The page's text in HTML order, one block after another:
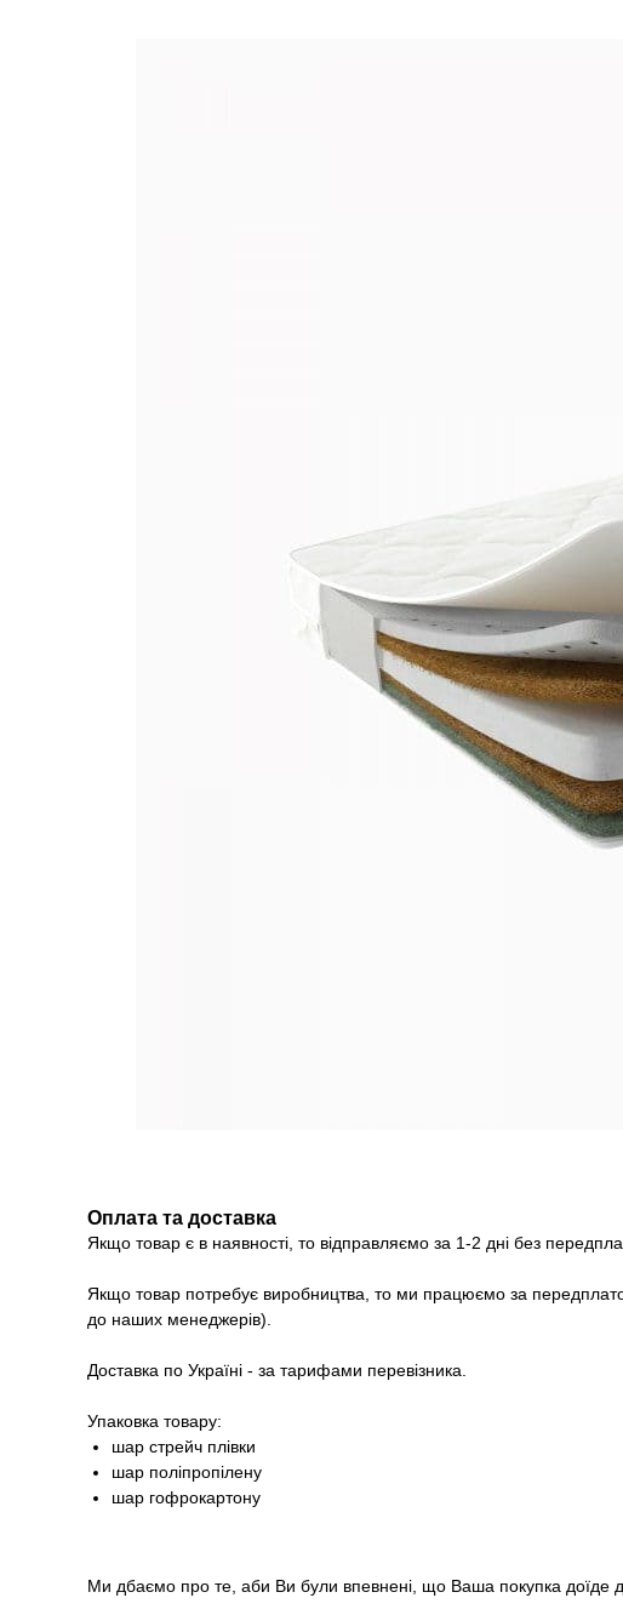
Оплата та доставка
Якщо товар є в наявності, то відправляємо за 1-2 дні без
Якщо товар потребує виробництва, то ми працюємо за
до наших менеджерів).
Доставка по Україні - за тарифами перевізника.
Упаковка товару:
шар стрейч плівки
шар поліпропілену
шар гофрокартону
Ми дбаємо про те, аби Ви були впевнені, що Ваша покупка доїде